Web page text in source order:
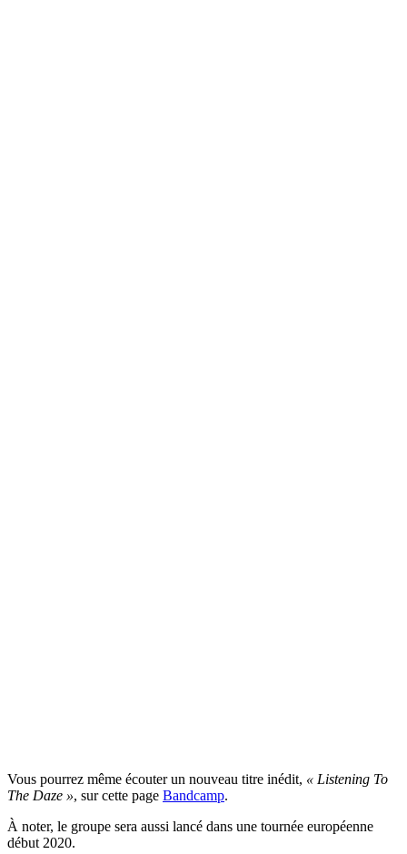
Vous pourrez même écouter un nouveau titre inédit, « Listening To
The Daze », sur cette page Bandcamp.
À noter, le groupe sera aussi lancé dans une tournée européenne
début 2020.